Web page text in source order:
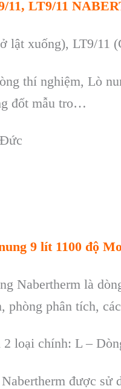
LT9/11
lật xuống), LT9/11
thí nghiệm, Lò
đốt mẫu tro…
ức
9 lít 1100 độ
Nabertherm là
phòng phân tích,
2 loại chính: L –
Nabertherm được sử